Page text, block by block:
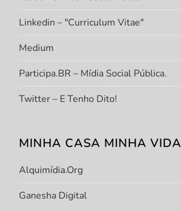
Linkedin – "Curriculum Vitae"
Medium
Participa.BR – Mídia Social Pública.
Twitter – E Tenho Dito!
MINHA CASA MINHA VIDA
Alquimídia.org
Ganesha Digital